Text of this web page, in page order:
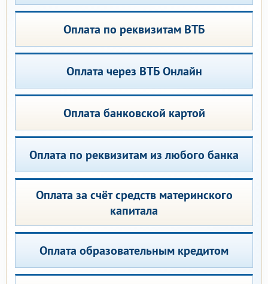
Оплата по реквизитам ВТБ
Оплата через ВТБ Онлайн
Оплата банковской картой
Оплата по реквизитам из любого банка
Оплата за счёт средств материнского
капитала
Оплата образовательным кредитом